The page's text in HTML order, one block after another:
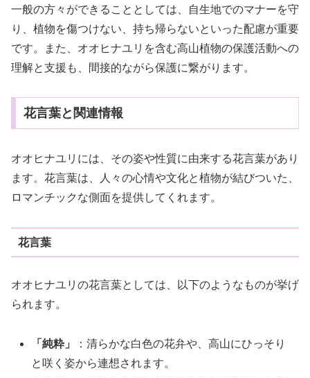
一般の方々ができることとしては、自生地でのマナーを守
り、植物を傷つけない、持ち帰らないといった配慮が重要
です。また、オオヒナユリを含む高山植物の保護活動への
理解と支援も、間接的ながら保護に繋がります。
花言葉と関連情報
オオヒナユリには、その姿や性質に由来する花言葉があり
ます。花言葉は、人々の心情や文化と植物が結びついた、
ロマンチックな側面を提供してくれます。
花言葉
オオヒナユリの花言葉としては、以下のようなものが挙げ
られます。
「純粋」
：清らかな白色の花弁や、高山にひっそり
と咲く姿から連想されます。